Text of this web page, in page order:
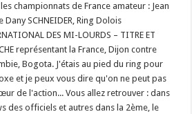
championnats de France amateur : Jean
SCHNEIDER, Ring Dolois
DES MI-LOURDS – TITRE ET
représentant la France, Dijon contre
Bogota. J'étais au pied du ring pour
et je peux vous dire qu'on ne peut pas
de l'action... Vous allez retrouver : dans
des officiels et autres dans la 2ème, le